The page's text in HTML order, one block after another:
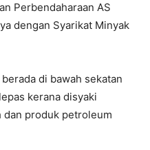
Perbendaharaan AS
dengan Syarikat Minyak
di bawah sekatan
kerana disyaki
dan produk petroleum